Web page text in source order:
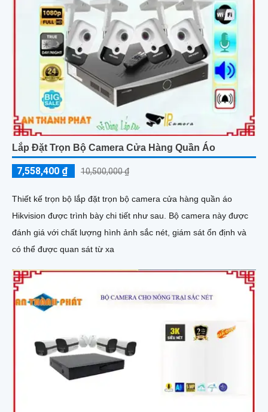
Lắp Đặt Trọn Bộ Camera Cửa Hàng Quần Áo
7,558,400 ₫ 10,500,000 ₫
Thiết kế trọn bộ lắp đặt trọn bộ camera cửa hàng quần áo
Hikvision được trình bày chi tiết như sau. Bộ camera này được
đánh giá với chất lượng hình ảnh sắc nét, giám sát ổn định và
có thể được quan sát từ xa